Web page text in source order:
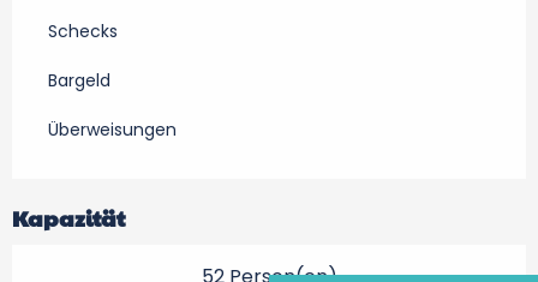
Schecks
Bargeld
Überweisungen
Kapazität